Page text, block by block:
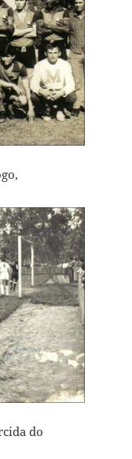
do